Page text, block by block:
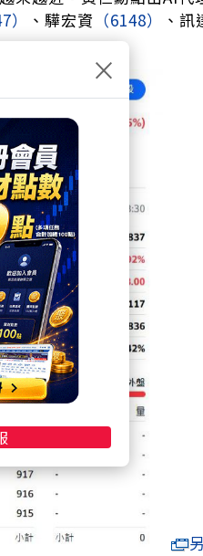
） 、驊宏資 （6148）
、訊
×